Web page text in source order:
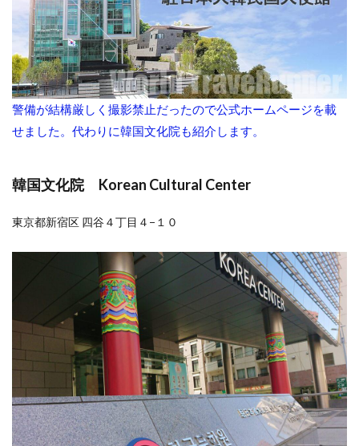
警備が結構厳しく撮影禁止だったので公式ホームページを載
せました。代わりに韓国文化院も紹介します。
韓国文化院 Korean Cultural Center
東京都新宿区 四谷４丁目４−１０